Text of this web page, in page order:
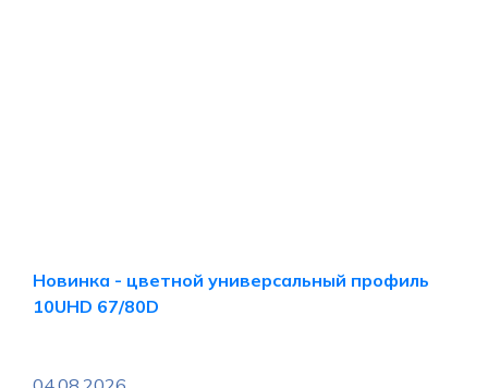
Новинка - цветной универсальный профиль
10UHD 67/80D